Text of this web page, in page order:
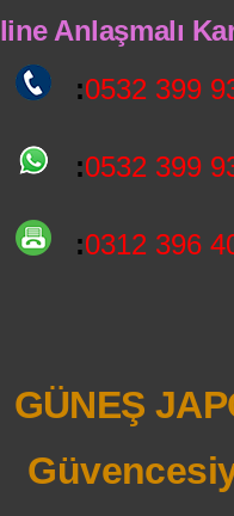
Anlaşmalı
:0532 399
:0532 399
:0312 396
GÜNEŞ